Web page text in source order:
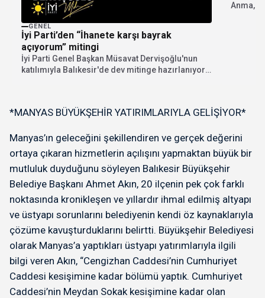
GENEL
İyi Parti’den “İhanete karşı bayrak
açıyorum” mitingi
İyi Parti Genel Başkan Müsavat Dervişoğlu'nun
katılımıyla Balıkesir'de dev mitinge hazırlanıyor.
Anma,
*MANYAS BÜYÜKŞEHİR YATIRIMLARIYLA GELİŞİYOR*
Manyas’ın geleceğini şekillendiren ve gerçek değerini
ortaya çıkaran hizmetlerin açılışını yapmaktan büyük bir
mutluluk duyduğunu söyleyen Balıkesir Büyükşehir
Belediye Başkanı Ahmet Akın, 20 ilçenin pek çok farklı
noktasında kronikleşen ve yıllardır ihmal edilmiş altyapı
ve üstyapı sorunlarını belediyenin kendi öz kaynaklarıyla
çözüme kavuşturduklarını belirtti. Büyükşehir Belediyesi
olarak Manyas’a yaptıkları üstyapı yatırımlarıyla ilgili
bilgi veren Akın, “Cengizhan Caddesi’nin Cumhuriyet
Caddesi kesişimine kadar bölümü yaptık. Cumhuriyet
Caddesi’nin Meydan Sokak kesişimine kadar olan